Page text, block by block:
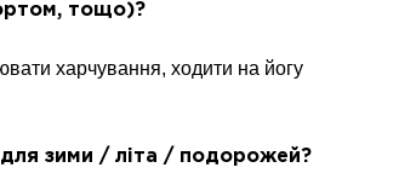
тощо)?
харчування, ходити на йогу
для зими / літа / подорожей?